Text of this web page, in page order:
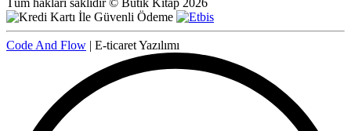
Code And Flow | E-ticaret Yazılımı